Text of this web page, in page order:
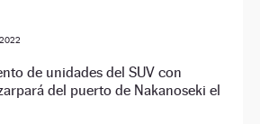
de unidades del SUV con
del puerto de Nakanoseki el